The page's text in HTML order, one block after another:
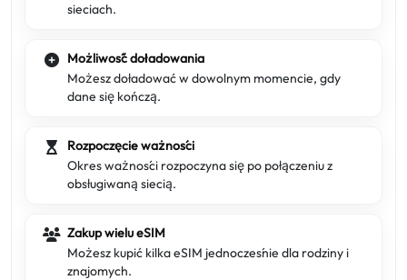
sieciach.
Możliwość doładowania
Możesz doładować w dowolnym momencie, gdy
dane się kończą.
Rozpoczęcie ważności
Okres ważności rozpoczyna się po połączeniu z
obsługiwaną siecią.
Zakup wielu eSIM
Możesz kupić kilka eSIM jednocześnie dla rodziny i
znajomych.